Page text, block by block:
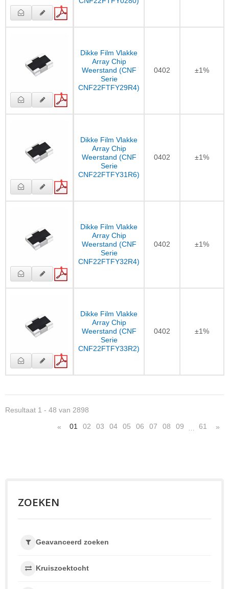
Dikke Film Vlakke
Array Chip
Weerstand (CNF
Serie
CNF22FTFY29R4)
0402 ±1%
Dikke Film Vlakke
Array Chip
Weerstand (CNF
Serie
CNF22FTFY31R6)
0402 ±1%
Dikke Film Vlakke
Array Chip
Weerstand (CNF
Serie
CNF22FTFY32R4)
0402 ±1%
Dikke Film Vlakke
Array Chip
Weerstand (CNF
Serie
CNF22FTFY33R2)
0402 ±1%
Resultaat 1 - 48 van 2898
« 01 02 03 04 05 06 07 08 09 61 »
ZOEKEN
Geavanceerd zoeken
Kruiszoektocht